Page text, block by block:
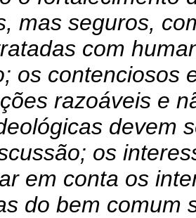
mas seguros,
com
os contenciosos
razoáveis e
devem
os
em conta os
do bem comum